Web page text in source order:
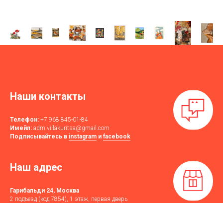
Наши контакты
Телефон: +7 968 845-01-84
Имейл: adm.villakuritsa@gmail.com
Подписывайтесь в instagram и facebook
Наш адрес
Гарибальди 24, Москва
2 подъезд (код 7854), 1 этаж, первая дверь